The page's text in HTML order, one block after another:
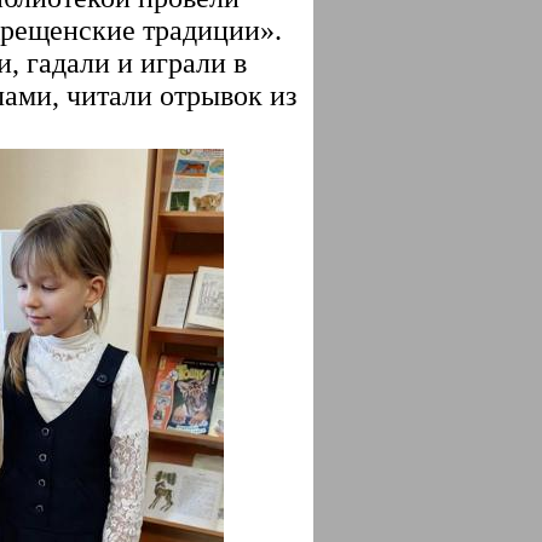
традиции».
гадали и играли в
читали отрывок из